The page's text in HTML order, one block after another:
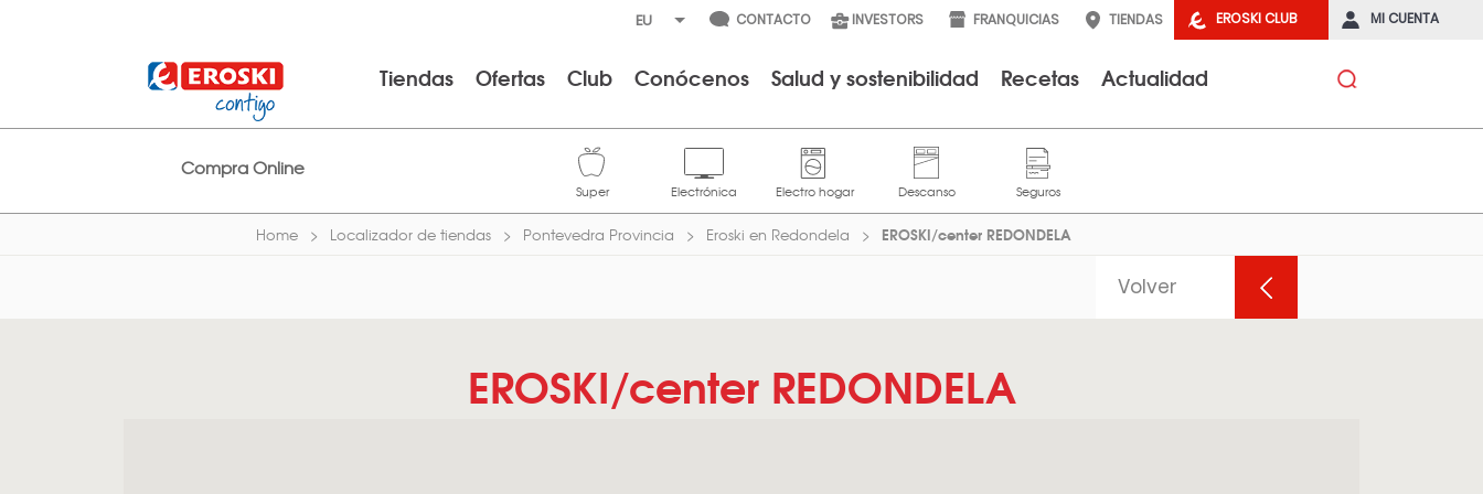
EROSKI CLUB MI CUENTA
CONTACTO INVESTORS FRANQUICIAS TIENDAS
Tiendas Ofertas Club Conócenos Salud y sostenibilidad Recetas Actualidad
Compra Online
Home Localizador de tiendas Pontevedra Provincia Eroski en Redondela EROSKI/center REDONDELA
Volver
EROSKI/center REDONDELA